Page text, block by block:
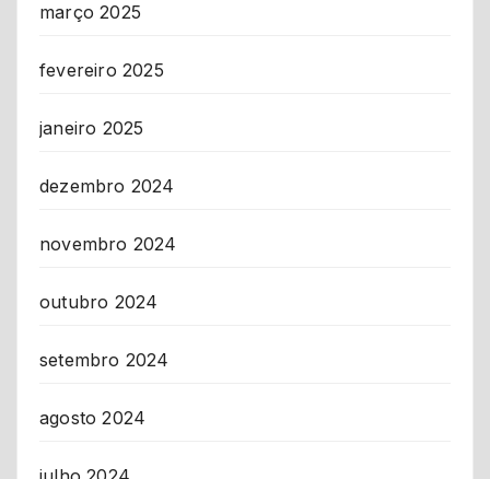
março 2025
fevereiro 2025
janeiro 2025
dezembro 2024
novembro 2024
outubro 2024
setembro 2024
agosto 2024